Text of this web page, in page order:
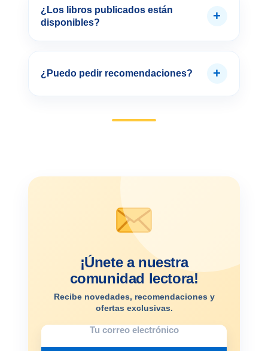
¿Los libros publicados están
disponibles?
+
¿Puedo pedir recomendaciones? +
¡Únete a nuestra
comunidad lectora!
Recibe novedades, recomendaciones y
ofertas exclusivas.